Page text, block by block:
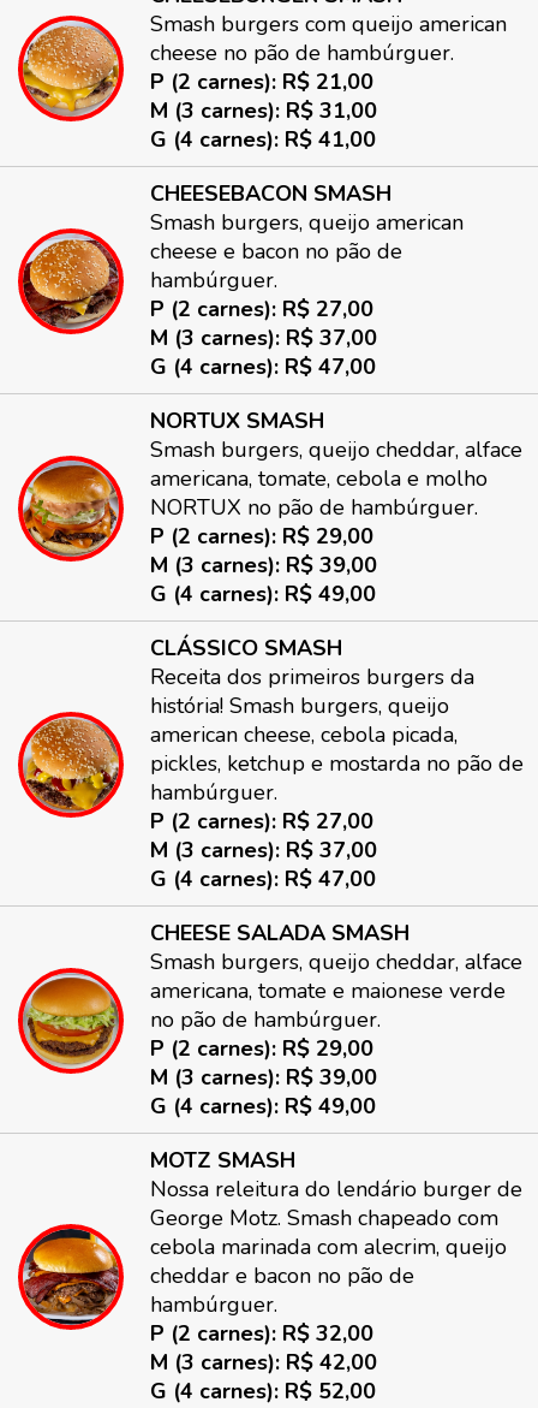
Smash burgers com queijo american
cheese no pão de hambúrguer.
P (2 carnes): R$ 21,00
M (3 carnes): R$ 31,00
G (4 carnes): R$ 41,00
CHEESEBACON SMASH
Smash burgers, queijo american
cheese e bacon no pão de
hambúrguer.
P (2 carnes): R$ 27,00
M (3 carnes): R$ 37,00
G (4 carnes): R$ 47,00
NORTUX SMASH
Smash burgers, queijo cheddar, alface
americana, tomate, cebola e molho
NORTUX no pão de hambúrguer.
P (2 carnes): R$ 29,00
M (3 carnes): R$ 39,00
G (4 carnes): R$ 49,00
CLÁSSICO SMASH
Receita dos primeiros burgers da
história! Smash burgers, queijo
american cheese, cebola picada,
pickles, ketchup e mostarda no pão de
hambúrguer.
P (2 carnes): R$ 27,00
M (3 carnes): R$ 37,00
G (4 carnes): R$ 47,00
CHEESE SALADA SMASH
Smash burgers, queijo cheddar, alface
americana, tomate e maionese verde
no pão de hambúrguer.
P (2 carnes): R$ 29,00
M (3 carnes): R$ 39,00
G (4 carnes): R$ 49,00
MOTZ SMASH
Nossa releitura do lendário burger de
George Motz. Smash chapeado com
cebola marinada com alecrim, queijo
cheddar e bacon no pão de
hambúrguer.
P (2 carnes): R$ 32,00
M (3 carnes): R$ 42,00
G (4 carnes): R$ 52,00